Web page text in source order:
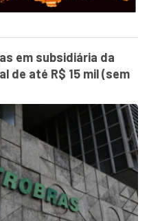
em subsidiária da
de até R$ 15 mil (sem